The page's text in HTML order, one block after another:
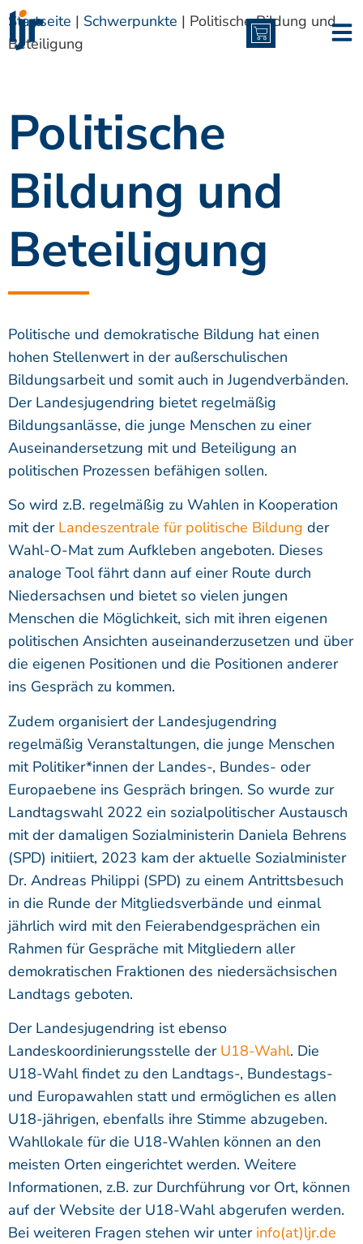
springen
Startseite | Schwerpunkte | Politische Bildung und
Beteiligung
Politische
Bildung und
Beteiligung
Politische und demokratische Bildung hat einen
hohen Stellenwert in der außerschulischen
Bildungsarbeit und somit auch in Jugendverbänden.
Der Landesjugendring bietet regelmäßig
Bildungsanlässe, die junge Menschen zu einer
Auseinandersetzung mit und Beteiligung an
politischen Prozessen befähigen sollen.
So wird z.B. regelmäßig zu Wahlen in Kooperation
mit der Landeszentrale für politische Bildung der
Wahl-O-Mat zum Aufkleben angeboten. Dieses
analoge Tool fährt dann auf einer Route durch
Niedersachsen und bietet so vielen jungen
Menschen die Möglichkeit, sich mit ihren eigenen
politischen Ansichten auseinanderzusetzen und über
die eigenen Positionen und die Positionen anderer
ins Gespräch zu kommen.
Zudem organisiert der Landesjugendring
regelmäßig Veranstaltungen, die junge Menschen
mit Politiker*innen der Landes-, Bundes- oder
Europaebene ins Gespräch bringen. So wurde zur
Landtagswahl 2022 ein sozialpolitischer Austausch
mit der damaligen Sozialministerin Daniela Behrens
(SPD) initiiert, 2023 kam der aktuelle Sozialminister
Dr. Andreas Philippi (SPD) zu einem Antrittsbesuch
in die Runde der Mitgliedsverbände und einmal
jährlich wird mit den Feierabendgesprächen ein
Rahmen für Gespräche mit Mitgliedern aller
demokratischen Fraktionen des niedersächsischen
Landtags geboten.
Der Landesjugendring ist ebenso
Landeskoordinierungsstelle der U18-Wahl. Die
U18-Wahl findet zu den Landtags-, Bundestags-
und Europawahlen statt und ermöglichen es allen
U18-jährigen, ebenfalls ihre Stimme abzugeben.
Wahllokale für die U18-Wahlen können an den
meisten Orten eingerichtet werden. Weitere
Informationen, z.B. zur Durchführung vor Ort, können
auf der Website der U18-Wahl abgerufen werden.
Bei weiteren Fragen stehen wir unter info(at)ljr.de